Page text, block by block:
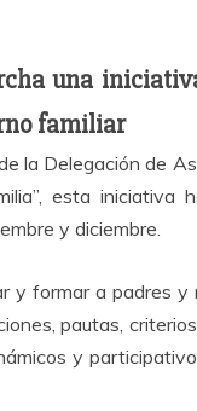
una
familiar
la Delegación de
esta
y diciembre.
y formar a padres
pautas,
y